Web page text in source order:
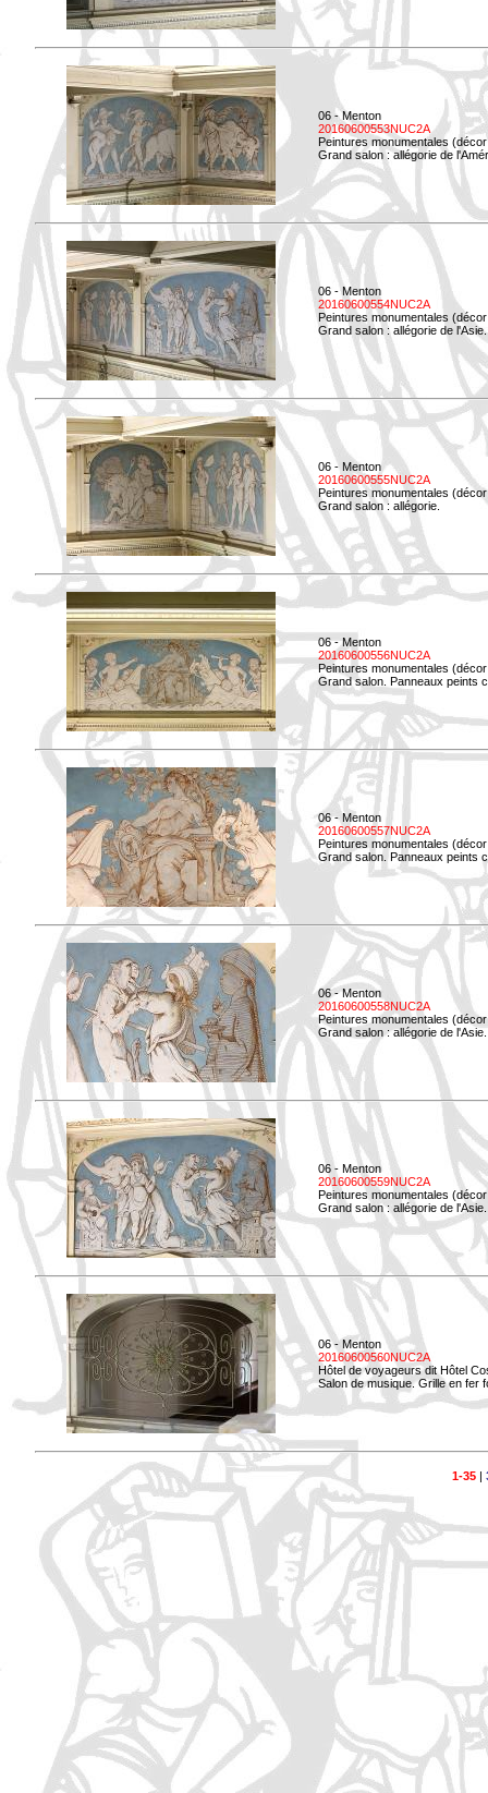
06 - Menton
20160600553NUC2A
Peintures monumentales
Grand salon : allégorie de
06 - Menton
20160600554NUC2A
Peintures monumentales
Grand salon : allégorie de l'Asie.
06 - Menton
20160600555NUC2A
Peintures monumentales
Grand salon : allégorie.
06 - Menton
20160600556NUC2A
Peintures monumentales
Grand salon. Panneaux peints
06 - Menton
20160600557NUC2A
Peintures monumentales
Grand salon. Panneaux peints
06 - Menton
20160600558NUC2A
Peintures monumentales
Grand salon : allégorie de
06 - Menton
20160600559NUC2A
Peintures monumentales
Grand salon : allégorie de l'Asie.
06 - Menton
20160600560NUC2A
Hôtel de voyageurs dit Hôtel
Salon de musique. Grille en fer
1-35|